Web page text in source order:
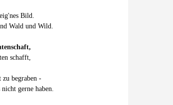
Bild.
Wald und Wild.
schafft,
begraben -
gerne haben.